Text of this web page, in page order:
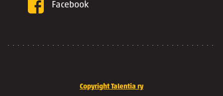
Facebook
Copyright Talentia ry